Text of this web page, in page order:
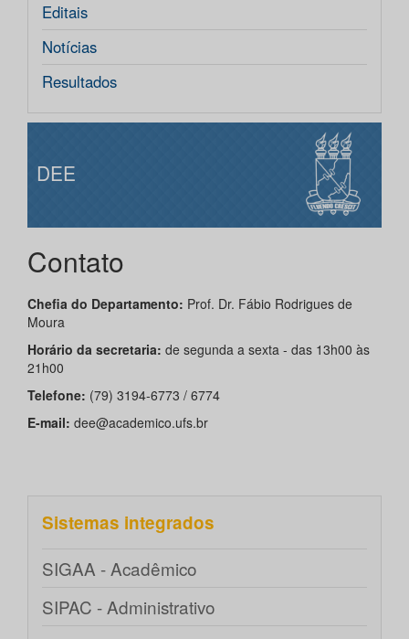
Editais
Notícias
Resultados
DEE
Contato
Chefia do Departamento: Prof. Dr. Fábio Rodrigues de
Moura
Horário da secretaria: de segunda a sexta - das 13h00 às
21h00
Telefone: (79) 3194-6773 / 6774
E-mail: dee@academico.ufs.br
Sistemas integrados
SIGAA - Acadêmico
SIPAC - Administrativo